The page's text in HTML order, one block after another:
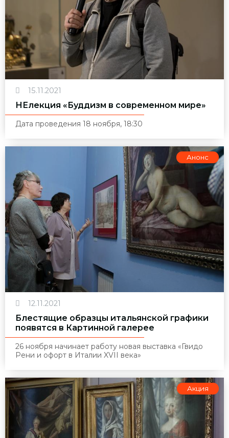
15.11.2021
НЕлекция «Буддизм в современном мире»
Дата проведения 18 ноября, 18:30
Анонс
12.11.2021
Блестящие образцы итальянской графики
появятся в Картинной галерее
26 ноября начинает работу новая выставка «Гвидо
Рени и офорт в Италии XVII века»
Акция